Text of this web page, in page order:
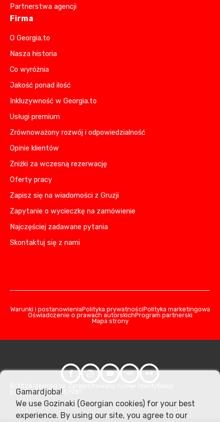
Partnerstwa agencji
Firma
O Georgia.to
Nasza historia
Co wyróżnia
Jakość ponad ilość
Inkluzywność w Georgia.to
Usługi premium
Zrównoważony rozwój i odpowiedzialność
Opinie klientów
Zniżki za wczesną rezerwację
Oferty pracy
Zapisz się na wiadomości z Gruzji
Zapytanie o wycieczkę na zamówienie
Najczęściej zadawane pytania
Skontaktuj się z nami
Warunki i postanowieniaPolityka prywatnościPolityka marketingowa
Oświadczenie o prawach autorskichProgram partnerski
Mapa strony
podatkowej: 406357981
Gamardjoba!
We use Gozinaki (Georgian cookies) for your best
experience. By using our site, you agree to our